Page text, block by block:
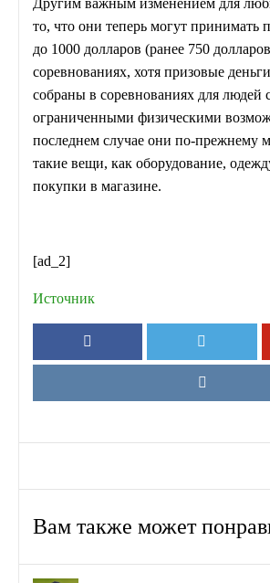
Другим важным изменением для
то, что они теперь могут принимать
до 1000 долларов (ранее 750
соревнованиях, хотя призовые
собраны в соревнованиях для людей
ограниченными физическими
последнем случае они по-прежнему
такие вещи, как оборудование,
покупки в магазине.
[ad_2]
Источник
Вам также может